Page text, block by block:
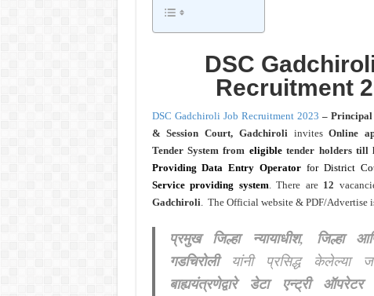
DSC
Recruitment
DSC Gadchiroli Job Recruitment 2023 –
& Session Court, Gadchiroli invitesOnline
Tender System from eligibletender holders till
Providing Data Entry Operator for District
Service providing system. There are 12
Gadchiroli. The Official website & PDF/Advertise
प्रमुख जिल्हा न्यायाधीश, जिल्हा
गडचिरोली
यांनी प्रसिद्ध केलेल्या
बाह्ययंत्रणेद्वारे डेटा एन्ट्री ऑपरेटर